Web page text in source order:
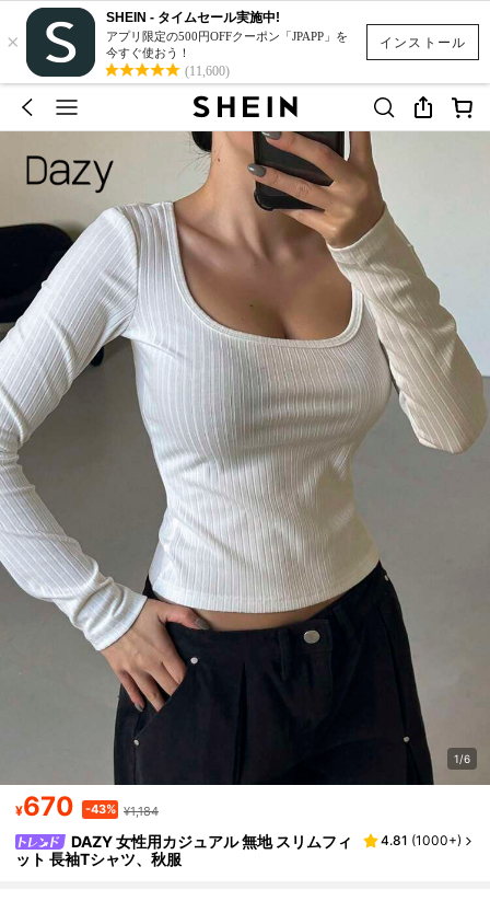
インストール
×
SHEIN - タイムセール実施中!
アプリ限定の500円OFFクーポン「JPAPP」を
今すぐ使おう！
(11,600)
1/6
¥670 -43% ¥1,184
DAZY 女性用カジュアル 無地 スリムフィ
ット 長袖Tシャツ、秋服
4.81 (1000+)